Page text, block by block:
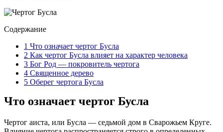
Содержание
1 Что означает чертог Бусла
2 Как чертог Бусла влияет на характер человека
3 Бог Род — покровитель чертога
4 Священное дерево
5 Оберег чертога Бусла
Что означает чертог Бусла
Чертог аиста, или Бусла — седьмой дом в Сварожьем Круге.